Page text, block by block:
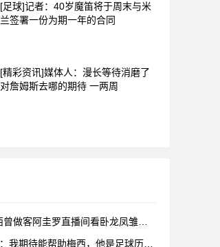
[足球]记者：40岁魔笛将于周末与米
兰签署一份为期一年的合同
[精彩资讯]媒体人：漫长等待消磨了
对詹姆斯去哪的期待 一两周